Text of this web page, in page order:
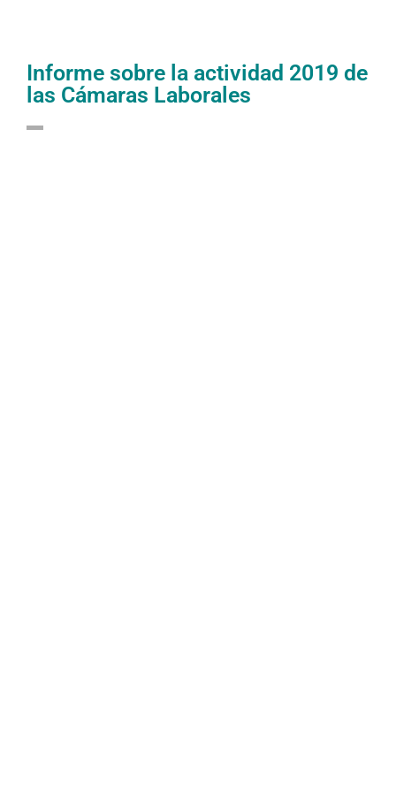
Informe sobre la actividad 2019 de
las Cámaras Laborales